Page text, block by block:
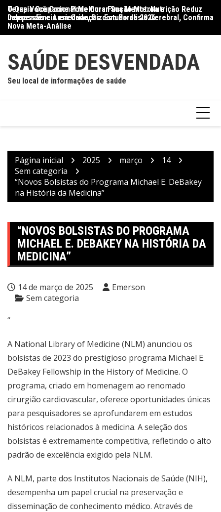
para
conteúdo
O Que Você Come Pode Curar Sua Mente: Nutrição Reduz
Depressão e Ansiedade, Diz Estudo de 2026
Terapia Ocupacional Melhora Função Motora e
Independência em Crianças com Paralisia Cerebral, Confirma
Nova Meta-Análise
SAÚDE DESVENDADA
Seu local de informações de saúde
Página inicial 2025 março
14
Sem categoria
“Novos Bolsistas do Programa Michael E. DeBakey
na História da Medicina”
“NOVOS BOLSISTAS DO PROGRAMA
MICHAEL E. DEBAKEY NA HISTÓRIA DA
MEDICINA”
14 de março de 2025
Emerson
Sem categoria
“
A National Library of Medicine (NLM) anunciou os
bolsistas de 2023 do prestigioso programa Michael E.
DeBakey Fellowship in the History of Medicine. O
programa, criado em homenagem ao renomado
cirurgião cardiovascular, oferece oportunidades únicas
para pesquisadores se aprofundarem em estudos
históricos relacionados à medicina. A seleção dos
bolsistas é extremamente competitiva, refletindo o alto
padrão de excelência exigido pela NLM.
A NLM, parte dos Institutos Nacionais de Saúde (NIH),
desempenha um papel crucial na preservação e
disseminação de conhecimento médico. Através de